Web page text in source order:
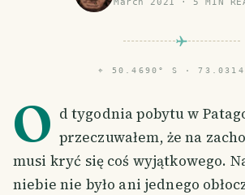
⌖ 50.4690° S ·
O d tygodnia pobytu w
przeczuwałem, że na
musi kryć się coś wyjątkowego.
niebie nie było ani jednego